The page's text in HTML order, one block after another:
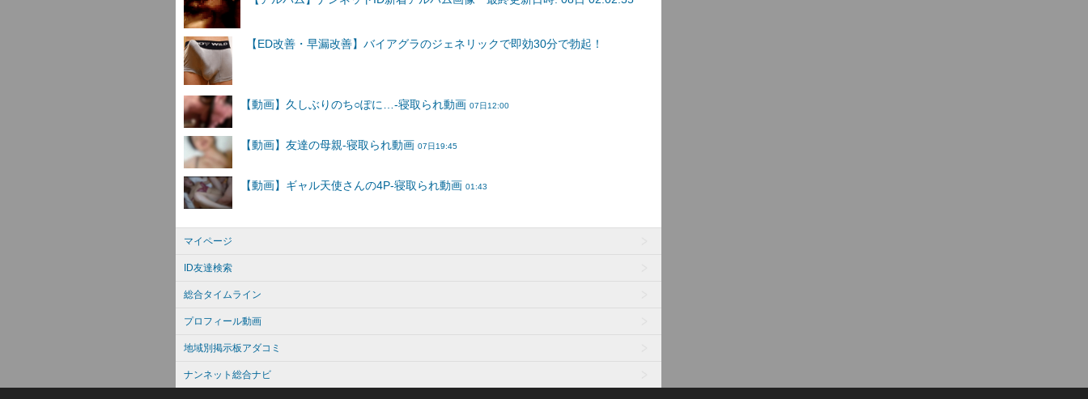
マイページ
ID友達検索
総合タイムライン
プロフィール動画
地域別掲示板アダコミ
ナンネット総合ナビ